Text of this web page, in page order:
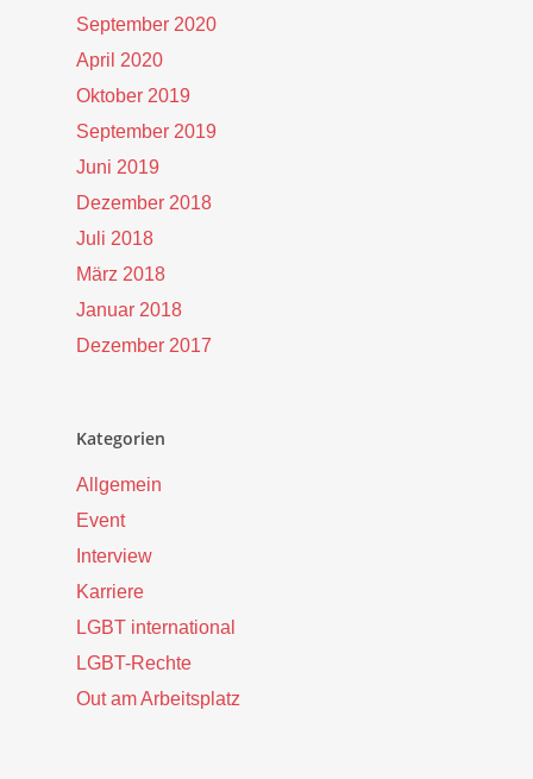
September 2020
April 2020
Oktober 2019
September 2019
Juni 2019
Dezember 2018
Juli 2018
März 2018
Januar 2018
Dezember 2017
Kategorien
Allgemein
Event
Interview
Karriere
LGBT international
LGBT-Rechte
Out am Arbeitsplatz